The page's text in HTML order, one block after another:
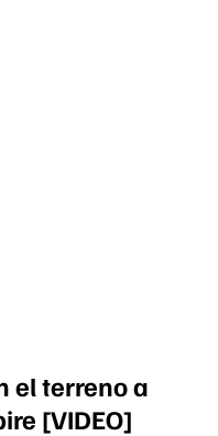
el terreno a
[VIDEO]